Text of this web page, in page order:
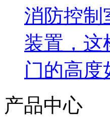
消防控制
装置，这
门的高度
产品中心